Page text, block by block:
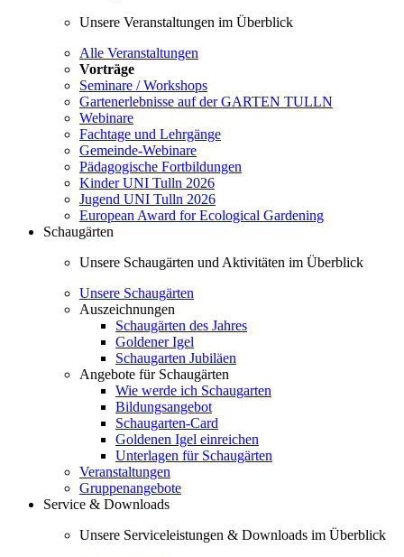
Unsere Veranstaltungen im Überblick
Alle Veranstaltungen
Vorträge
Seminare / Workshops
Gartenerlebnisse auf der GARTEN TULLN
Webinare
Fachtage und Lehrgänge
Gemeinde-Webinare
Pädagogische Fortbildungen
Kinder UNI Tulln 2026
Jugend UNI Tulln 2026
European Award for Ecological Gardening
Schaugärten
Unsere Schaugärten und Aktivitäten im Überblick
Unsere Schaugärten
Auszeichnungen
Schaugärten des Jahres
Goldener Igel
Schaugarten Jubiläen
Angebote für Schaugärten
Wie werde ich Schaugarten
Bildungsangebot
Schaugarten-Card
Goldenen Igel einreichen
Unterlagen für Schaugärten
Veranstaltungen
Gruppenangebote
Service & Downloads
Unsere Serviceleistungen & Downloads im Überblick